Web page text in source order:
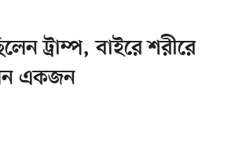
ট্রাম্প, বাইরে শরীরে
একজন